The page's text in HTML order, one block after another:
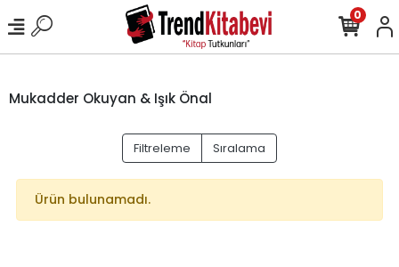
0
Mukadder Okuyan & Işık Önal
Filtreleme Sıralama
Ürün bulunamadı.